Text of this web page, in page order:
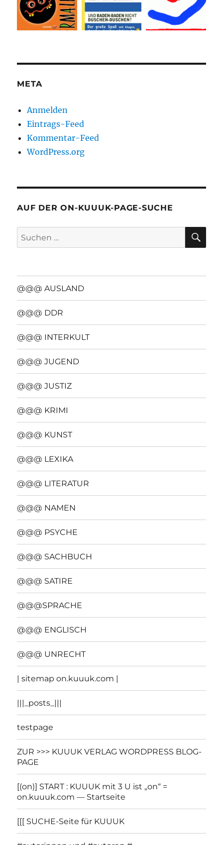
META
Anmelden
Eintrags-Feed
Kommentar-Feed
WordPress.org
AUF DER ON-KUUUK-PAGE-SUCHE
Suchen
nach:
@@@ AUSLAND
@@@ DDR
@@@ INTERKULT
@@@ JUGEND
@@@ JUSTIZ
@@@ KRIMI
@@@ KUNST
@@@ LEXIKA
@@@ LITERATUR
@@@ NAMEN
@@@ PSYCHE
@@@ SACHBUCH
@@@ SATIRE
@@@SPRACHE
@@@ ENGLISCH
@@@ UNRECHT
| sitemap on.kuuuk.com |
|||_posts_|||
testpage
ZUR >>> KUUUK VERLAG WORDPRESS BLOG-
PAGE
[(on)] START : KUUUK mit 3 U ist „on“ =
on.kuuuk.com — Startseite
[[[ SUCHE-Seite für KUUUK